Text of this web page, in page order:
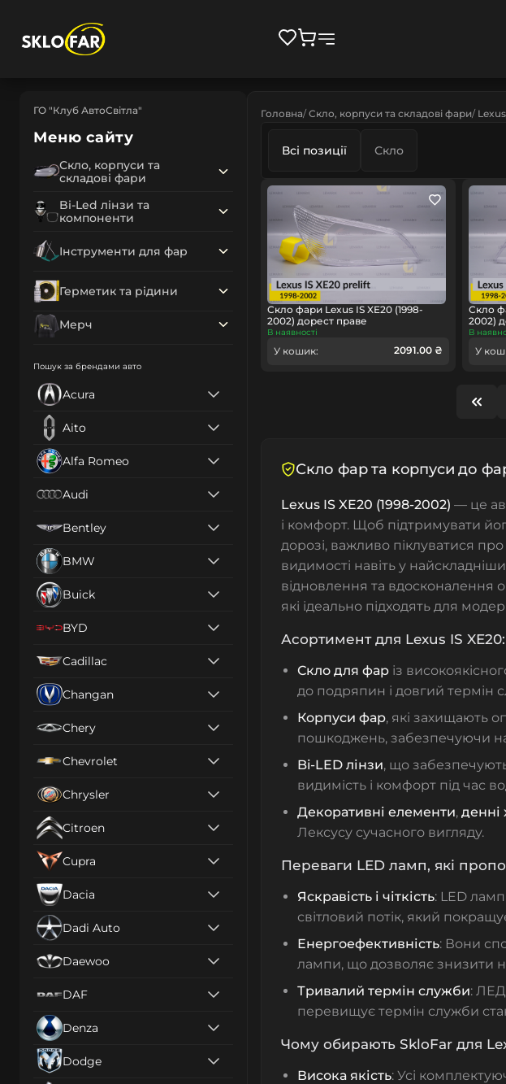
ГО "Клуб АвтоСвітла"
Меню сайту
Скло, корпуси та
складові фари
Bi-Led лінзи та
компоненти
Інструменти для фар
Герметик та рідини
Мерч
Пошук за брендами авто
Acura
Aito
Alfa Romeo
Audi
Bentley
BMW
Buick
BYD
Cadillac
Changan
Chery
Chevrolet
Chrysler
Citroen
Cupra
Dacia
Dadi Auto
Daewoo
DAF
Denza
Dodge
Головна Скло, корпуси та складові фари Lexus
Всі позиції Скло
Скло фари Lexus IS XE20 (1998-
2002) дорест праве
В наявності
У кошик: 2091.00 ₴
Скло
2002)
В
У
Скло фар та корпуси до
Lexus IS XE20 (1998-2002) — це
і комфорт. Щоб підтримувати
дорозі, важливо піклуватися
видимості навіть у
відновлення та вдосконалення
які ідеально підходять для
Асортимент для Lexus IS XE20:
Скло для фар із
до подряпин і довгий термін
Корпуси фар, які захищають
пошкоджень, забезпечуючи
Bi-LED лінзи, що
видимість і комфорт під час
Декоративні елементи, денні
Лексусу сучасного вигляду.
Переваги LED ламп, які
Яскравість і чіткість: LED
світловий потік, який
Енергоефективність: Вони
лампи, що дозволяє знизити
Тривалий термін служби: ЛЕД
перевищує термін служби
Чому обирають SkloFar для
Висока якість: Усі